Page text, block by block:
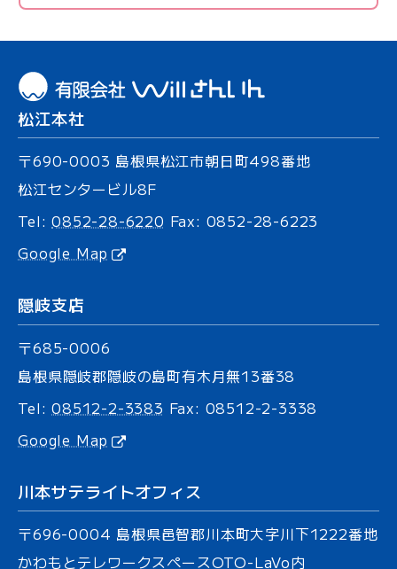
松江本社
〒690-0003 島根県松江市朝日町498番地
松江センタービル8F
Tel:0852-28-6220 Fax: 0852-28-6223
Google Map
隠岐支店
〒685-0006
島根県隠岐郡隠岐の島町有木月無13番38
Tel:08512-2-3383 Fax: 08512-2-3338
Google Map
川本サテライトオフィス
〒696-0004 島根県邑智郡川本町大字川下1222番地
かわもとテレワークスペースOTO-LaVo内